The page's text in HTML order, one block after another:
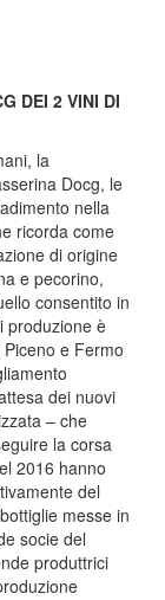
DEI 2 VINI DI
la
Docg, le
nella
ricorda come
di origine
e pecorino,
consentito in
produzione è
e Fermo
dei nuovi
– che
la corsa
2016 hanno
del
messe in
socie del
produttrici